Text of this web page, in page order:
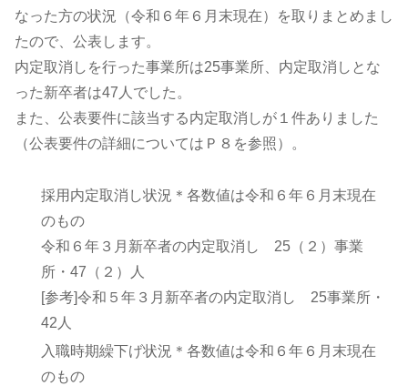
なった方の状況（令和６年６月末現在）を取りまとめまし
たので、公表します。
内定取消しを行った事業所は25事業所、内定取消しとな
った新卒者は47人でした。
また、公表要件に該当する内定取消しが１件ありました
（公表要件の詳細についてはＰ８を参照）。
採用内定取消し状況＊各数値は令和６年６月末現在
のもの
令和６年３月新卒者の内定取消し 25（２）事業
所・47（２）人
[参考]令和５年３月新卒者の内定取消し 25事業所・
42人
入職時期繰下げ状況＊各数値は令和６年６月末現在
のもの